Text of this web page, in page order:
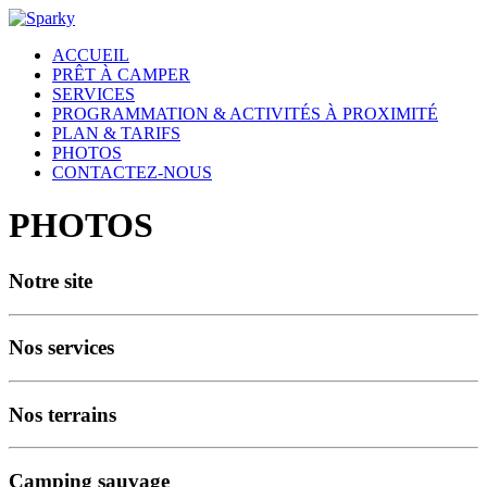
ACCUEIL
PRÊT À CAMPER
SERVICES
PROGRAMMATION & ACTIVITÉS À PROXIMITÉ
PLAN & TARIFS
PHOTOS
CONTACTEZ-NOUS
PHOTOS
Notre site
Nos services
Nos terrains
Camping sauvage